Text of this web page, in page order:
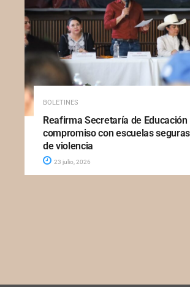
BOLETINES
Reafirma Secretaría de Educación
compromiso con escuelas
de violencia
23 julio, 2026